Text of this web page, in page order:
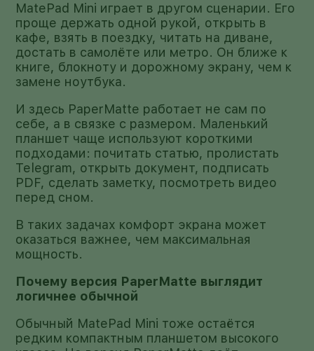
MatePad Mini играет в другом сценарии. Его
проще держать одной рукой, открыть в
кафе, взять в поездку, читать на диване,
достать в самолёте или метро. Он ближе к
книге, блокноту и дорожному экрану, чем к
замене ноутбука.
И здесь PaperMatte работает не сам по
себе, а в связке с размером. Маленький
планшет чаще используют короткими
подходами: почитать статью, пролистать
Telegram, открыть документ, подписать
PDF, сделать заметку, посмотреть видео
перед сном.
В таких задачах комфорт экрана может
оказаться важнее, чем максимальная
мощность.
Почему версия PaperMatte выглядит
логичнее обычной
Обычный MatePad Mini тоже остаётся
редким компактным планшетом высокого